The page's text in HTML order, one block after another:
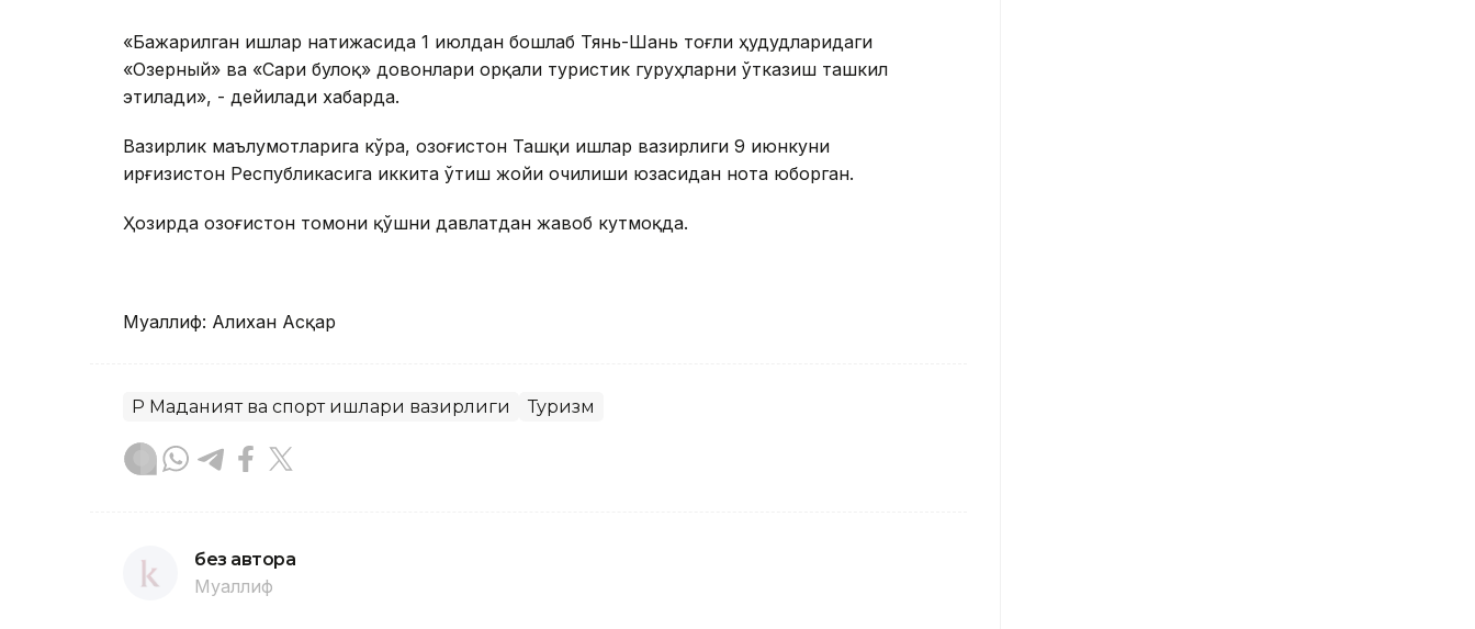
«Бажарилган ишлар натижасида 1 июлдан бошлаб Тянь-Шань тоғли ҳудудларидаги
«Озерный» ва «Сари булоқ» довонлари орқали туристик гуруҳларни ўтказиш ташкил
этилади», - дейилади хабарда.
Вазирлик маълумотларига кўра, Қозоғистон Ташқи ишлар вазирлиги 9 июнкуни
Қирғизистон Республикасига иккита ўтиш жойи очилиши юзасидан нота юборган.
Ҳозирда Қозоғистон томони қўшни давлатдан жавоб кутмоқда.
Муаллиф: Алихан Асқар
ҚР Маданият ва спорт ишлари вазирлиги Туризм
без автора
Муаллиф